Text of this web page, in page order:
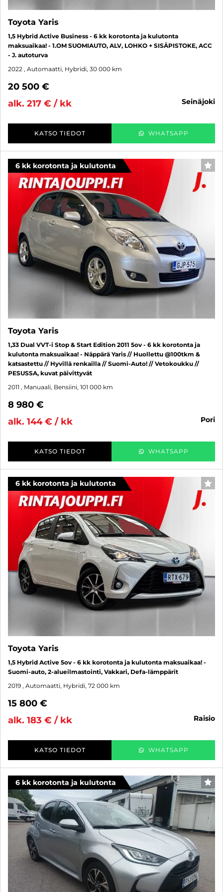
Toyota Yaris
1,5 Hybrid Active Business - 6 kk korotonta ja kulutonta
maksuaikaa! - 1.OM SUOMIAUTO, ALV, LOHKO + SISÄPISTOKE, ACC
- J. autoturva
2022 , Automaatti, Hybridi, 30 000 km
20 500 €
alk. 217 € / kk
seinäjoki
KATSO TIEDOT WHATSAPP
6 kk korotonta ja kulutonta
Toyota Yaris
1,33 Dual VVT-i Stop & Start Edition 2011 5ov - 6 kk korotonta ja
kulutonta maksuaikaa! - Näppärä Yaris // Huollettu @100tkm &
katsastettu // Hyvillä renkailla // Suomi-Auto! // Vetokoukku //
PESUSSA, kuvat päivittyvät
2011 , Manuaali, Bensiini, 101 000 km
8 980 €
alk. 144 € / kk
pori
KATSO TIEDOT WHATSAPP
6 kk korotonta ja kulutonta
Toyota Yaris
1,5 Hybrid Active 5ov - 6 kk korotonta ja kulutonta maksuaikaa! -
Suomi-auto, 2-alueilmastointi, Vakkari, Defa-lämppärit
2019 , Automaatti, Hybridi, 72 000 km
15 800 €
alk. 183 € / kk
raisio
KATSO TIEDOT WHATSAPP
6 kk korotonta ja kulutonta